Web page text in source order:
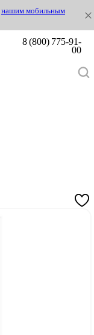
нашим мобильным
8 (800) 775-91-
00